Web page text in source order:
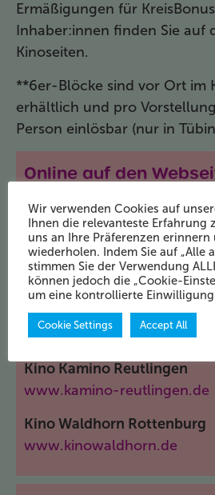
Ermäßigungen für
Inhaber:innen finden Sie auf
Kinoseiten.
**6er-Blöcke sind vor Ort im
erhältlich und pro
Person einlösbar (nur in
Online auf den
Kino Museum und Kino
www.tuebinger-kinos.de
Kino Atelier Tübingen
www.kinoatelier.de
Kino atelier am bollwerk
www.arthaus-kino.de
Kino Kamino Reutlingen
www.kamino-reutlingen.de
Kino Waldhorn Rottenburg
www.kinowaldhorn.de
Wir verwenden Cookies auf
Ihnen die relevanteste Erfahrung
uns an Ihre Präferenzen erinnern
wiederholen. Indem Sie auf „Alle
stimmen Sie der Verwendung
können jedoch die „Cookie-
um eine kontrollierte
Cookie Settings Accept All